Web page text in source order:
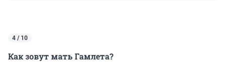
4 / 10
Как зовут мать Гамлета?